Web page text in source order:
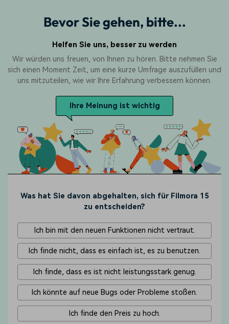
Bevor Sie gehen, bitte...
Helfen Sie uns, besser zu werden
Wir würden uns freuen, von Ihnen zu hören. Bitte nehmen Sie
sich einen Moment Zeit, um eine kurze Umfrage auszufüllen und
uns mitzuteilen, wie wir Ihre Erfahrung verbessern können.
Ihre Meinung ist wichtig
Was hat Sie davon abgehalten, sich für Filmora 15
zu entscheiden?
Ich bin mit den neuen Funktionen nicht vertraut.
Ich finde nicht, dass es einfach ist, es zu benutzen.
Ich finde, dass es ist nicht leistungsstark genug.
Ich könnte auf neue Bugs oder Probleme stoßen.
Ich finde den Preis zu hoch.